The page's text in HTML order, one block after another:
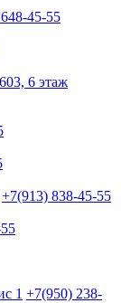
45-55
6 этаж
+7(913) 838-45-55
1 +7(950) 238-